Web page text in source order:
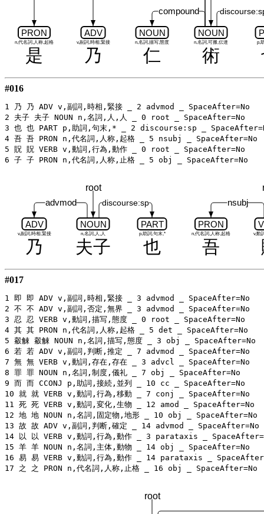
是
PRON
n,代名詞,人称,起格
乃
ADV
v,副詞,時相,緊接
仁
NOUN
n,名詞,描写,態度
術
NOUN
n,名詞,可搬,伝達 p,
compound
#016
1 乃 乃 ADV v,副詞,時相,緊接 _ 2 advmod _ SpaceAfter=No
2 夫子 夫子 NOUN n,名詞,人,人 _ 0 root _ SpaceAfter=No
3 也 也 PART p,助詞,句末,* _ 2 discourse:sp _
4 吾 吾 PRON n,代名詞,人称,起格 _ 5 nsubj _ SpaceAfter=No
5 貺 貺 VERB v,動詞,行為,動作 _ 0 root _ SpaceAfter=No
乃
ADV
v,副詞,時相,緊接
夫子
NOUN
n,名詞,人,人
也
PART
p,助詞,句末,*
吾
PRON
n,代名詞,人称,起格 v,動
advmod
root
discourse:sp nsubj
#017
1 即 即 ADV v,副詞,時相,緊接 _ 3 advmod _ SpaceAfter=No
2 不 不 ADV v,副詞,否定,無界 _ 3 advmod _ SpaceAfter=No
3 忍 忍 VERB v,動詞,描写,態度 _ 0 root _ SpaceAfter=No
4 其 其 PRON n,代名詞,人称,起格 _ 5 det _ SpaceAfter=No
5 觳觫 觳觫 NOUN n,名詞,描写,態度 _ 3 obj _ SpaceAfter=No
6 若 若 ADV v,副詞,判断,推定 _ 7 advmod _ SpaceAfter=No
7 無 無 VERB v,動詞,存在,存在 _ 3 advcl _ SpaceAfter=No
8 罪 罪 NOUN n,名詞,制度,儀礼 _ 7 obj _ SpaceAfter=No
9 而 而 CCONJ p,助詞,接続,並列 _ 10 cc _ SpaceAfter=No
10 就 就 VERB v,動詞,行為,移動 _ 7 conj _ SpaceAfter=No
11 死 死 VERB v,動詞,変化,生物 _ 12 amod _ SpaceAfter=No
12 地 地 NOUN n,名詞,固定物,地形 _ 10 obj _ SpaceAfter=No
13 故 故 ADV v,副詞,判断,確定 _ 14 advmod _ SpaceAfter=No
14 以 以 VERB v,動詞,行為,動作 _ 3 parataxis _
15 羊 羊 NOUN n,名詞,主体,動物 _ 14 obj _ SpaceAfter=No
16 易 易 VERB v,動詞,行為,動作 _ 14 parataxis _
root